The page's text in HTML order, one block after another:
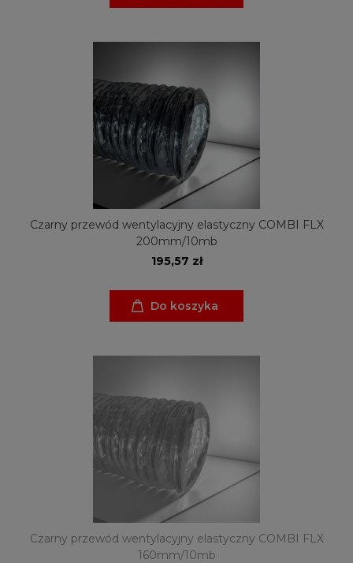
Czarny przewód wentylacyjny elastyczny COMBI FLX
200mm/10mb
195,57 zł
Do koszyka
Czarny przewód wentylacyjny elastyczny COMBI FLX
160mm/10mb